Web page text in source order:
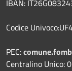
IBAN:
Codice
PEC:
Centralino Unico: